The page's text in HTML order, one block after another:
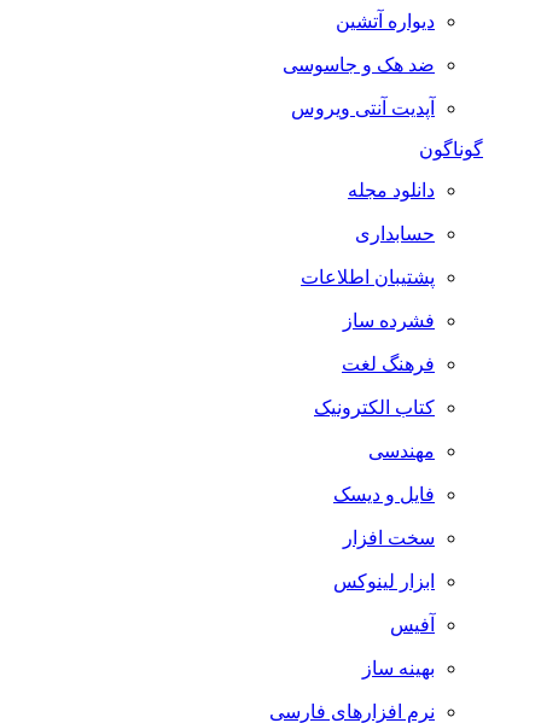
دیواره آتشین
ضد هک و جاسوسی
آپدیت آنتی ویروس
گوناگون
دانلود مجله
حسابداری
پشتیبان اطلاعات
فشرده ساز
فرهنگ لغت
کتاب الکترونیک
مهندسی
فایل و دیسک
سخت افزار
ابزار لینوکس
آفیس
بهینه ساز
نرم افزارهای فارسی